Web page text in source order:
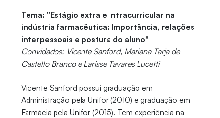
Tema: "Estágio extra e intracurricular na
indústria farmacêutica: Importância, relações
interpessoais e postura do aluno"
Convidados: Vicente Sanford, Mariana Tarja de
Castello Branco e Larisse Tavares Lucetti
Vicente Sanford possui graduação em
Administração pela Unifor (2010) e graduação em
Farmácia pela Unifor (2015). Tem experiência na